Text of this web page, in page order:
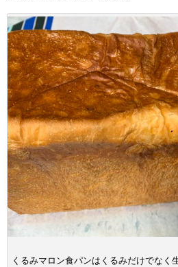
くるみマロン食パンはくるみだけでなく